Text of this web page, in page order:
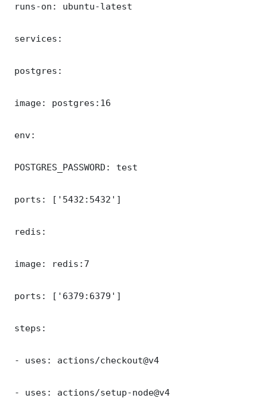
runs-on: ubuntu-latest
services:
postgres:
image: postgres:16
env:
POSTGRES_PASSWORD: test
ports: ['5432:5432']
redis:
image: redis:7
ports: ['6379:6379']
steps:
- uses: actions/checkout@v4
- uses: actions/setup-node@v4